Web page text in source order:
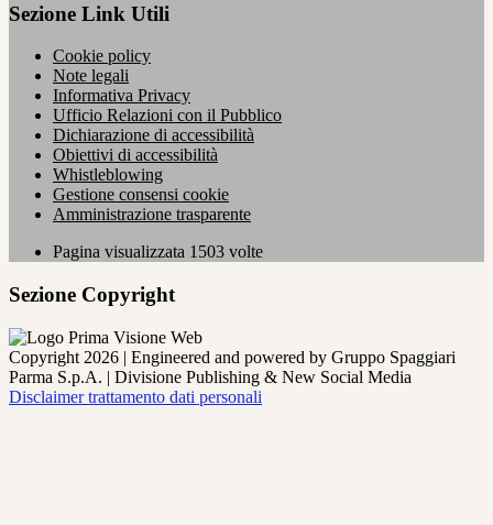
Sezione Link Utili
Cookie policy
Note legali
Informativa Privacy
Ufficio Relazioni con il Pubblico
Dichiarazione di accessibilità
Obiettivi di accessibilità
Whistleblowing
Gestione consensi cookie
Amministrazione trasparente
Pagina visualizzata 1503 volte
Sezione Copyright
Copyright 2026 | Engineered and powered by Gruppo Spaggiari
Parma S.p.A. | Divisione Publishing & New Social Media
Disclaimer trattamento dati personali